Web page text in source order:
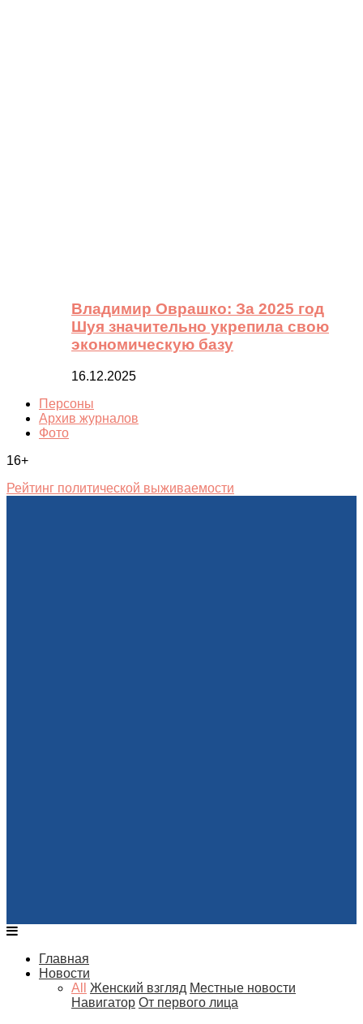
Владимир Оврашко: За 2025 год
Шуя значительно укрепила свою
экономическую базу
16.12.2025
Персоны
Архив журналов
Фото
16+
Рейтинг политической выживаемости
Главная
Новости
All
Женский взгляд Местные новости
Навигатор От первого лица